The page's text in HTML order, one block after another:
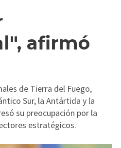
afirmó
de Tierra del Fuego,
Sur, la Antártida y la
su preocupación por la
estratégicos.